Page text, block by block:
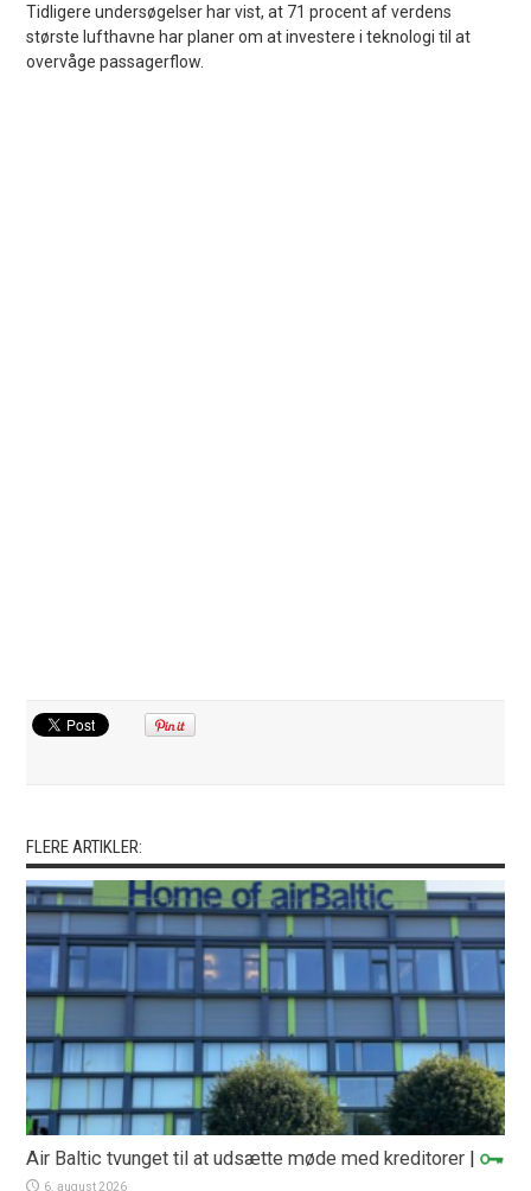
Tidligere undersøgelser har vist, at 71 procent af verdens
største lufthavne har planer om at investere i teknologi til at
overvåge passagerflow.
FLERE ARTIKLER:
Air Baltic tvunget til at udsætte møde med kreditorer |
6. august 2026